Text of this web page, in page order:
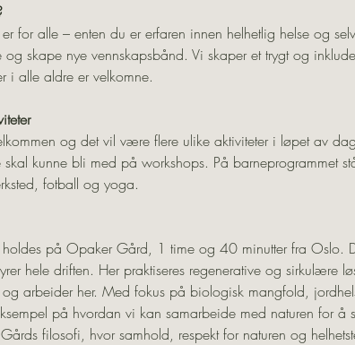
er for alle – enten du er erfaren innen helhetlig helse og
skape nye vennskapsbånd. Vi skaper et trygt og
i alle aldre er velkomne.
og det vil være flere ulike aktiviteter i løpet av
skal kunne bli med på workshops. På barneprogrammet
fotball og yoga.
holdes på Opaker Gård, 1 time og 40 minutter fra Oslo.
hele driften. Her praktiseres regenerative og sirkulære
og arbeider her. Med fokus på biologisk mangfold,
på hvordan vi kan samarbeide med naturen for å
filosofi, hvor samhold, respekt for naturen og